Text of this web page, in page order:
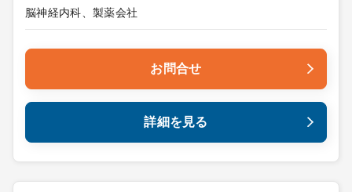
脳神経内科、製薬会社
お問合せ
詳細を見る